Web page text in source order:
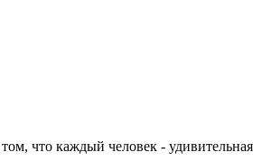
что каждый человек -